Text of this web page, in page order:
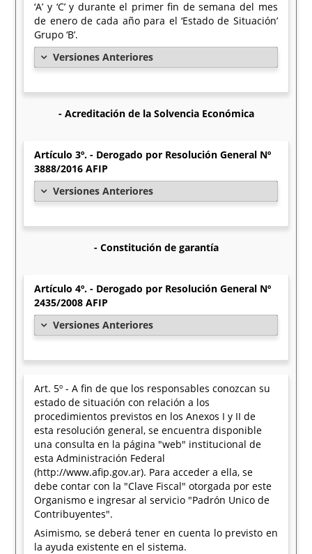
‘A’ y ‘C’ y durante el primer fin de semana del mes
de enero de cada año para el ‘Estado de Situación’
Grupo ‘B’.
Versiones Anteriores
- Acreditación de la Solvencia Económica
Artículo 3º. - Derogado por Resolución General Nº
3888/2016 AFIP
Versiones Anteriores
- Constitución de garantía
Artículo 4º. - Derogado por Resolución General Nº
2435/2008 AFIP
Versiones Anteriores
Art. 5º - A fin de que los responsables conozcan su
estado de situación con relación a los
procedimientos previstos en los Anexos I y II de
esta resolución general, se encuentra disponible
una consulta en la página "web" institucional de
esta Administración Federal
(http://www.afip.gov.ar). Para acceder a ella, se
debe contar con la "Clave Fiscal" otorgada por este
Organismo e ingresar al servicio "Padrón Unico de
Contribuyentes".
Asimismo, se deberá tener en cuenta lo previsto en
la ayuda existente en el sistema.